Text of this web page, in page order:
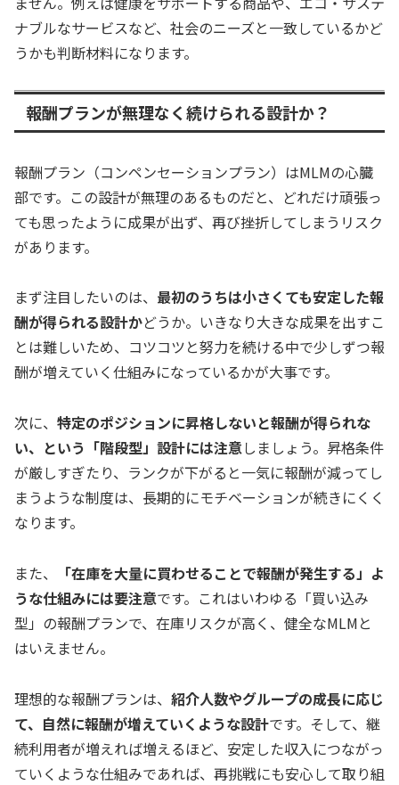
ナブルなサービスなど、社会のニーズと一致しているかど
うかも判断材料になります。
報酬プランが無理なく続けられる設計か？
報酬プラン（コンペンセーションプラン）はMLMの心臓
部です。この設計が無理のあるものだと、どれだけ頑張っ
ても思ったように成果が出ず、再び挫折してしまうリスク
があります。
まず注目したいのは、 最初のうちは小さくても安定した報
酬が得られる設計かどうか。いきなり大きな成果を出すこ
とは難しいため、コツコツと努力を続ける中で少しずつ報
酬が増えていく仕組みになっているかが大事です。
次に、 特定のポジションに昇格しないと報酬が得られな
い、という「階段型」設計には注意しましょう。昇格条件
が厳しすぎたり、ランクが下がると一気に報酬が減ってし
まうような制度は、長期的にモチベーションが続きにくく
なります。
また、
「在庫を大量に買わせることで報酬が発生する」よ
うな仕組みには要注意です。これはいわゆる「買い込み
型」の報酬プランで、在庫リスクが高く、健全なMLMと
はいえません。
理想的な報酬プランは、 紹介人数やグループの成長に応じ
て、自然に報酬が増えていくような設計です。そして、継
続利用者が増えれば増えるほど、安定した収入につながっ
ていくような仕組みであれば、再挑戦にも安心して取り組